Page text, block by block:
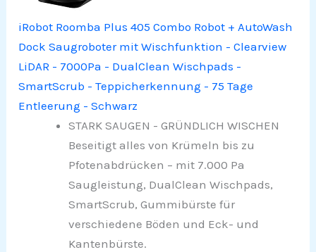
iRobot Roomba Plus 405 Combo Robot + AutoWash
Dock Saugroboter mit Wischfunktion - Clearview
LiDAR - 7000Pa - DualClean Wischpads -
SmartScrub - Teppicherkennung - 75 Tage
Entleerung - Schwarz
STARK SAUGEN - GRÜNDLICH WISCHEN
Beseitigt alles von Krümeln bis zu
Pfotenabdrücken – mit 7.000 Pa
Saugleistung, DualClean Wischpads,
SmartScrub, Gummibürste für
verschiedene Böden und Eck- und
Kantenbürste.